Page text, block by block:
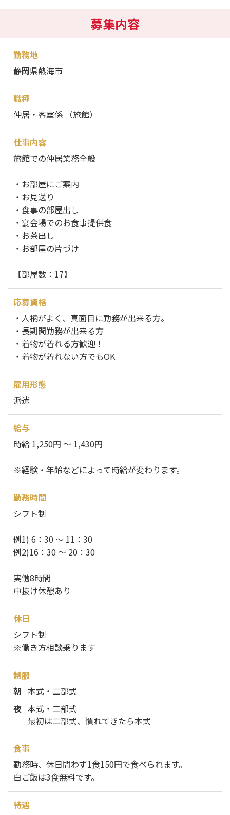
募集内容
勤務地
静岡県熱海市
職種
仲居・客室係 （旅館）
仕事内容
旅館での仲居業務全般
・お部屋にご案内
・お見送り
・食事の部屋出し
・宴会場でのお食事提供食
・お茶出し
・お部屋の片づけ
【部屋数：17】
応募資格
・人柄がよく、真面目に勤務が出来る方。
・長期間勤務が出来る方
・着物が着れる方歓迎！
・着物が着れない方でもOK
雇用形態
派遣
給与
時給 1,250円 ～ 1,430円
※経験・年齢などによって時給が変わります。
勤務時間
シフト制
例1) 6：30 ～ 11：30
例2)16：30 ～ 20：30
実働8時間
中抜け休憩あり
休日
シフト制
※働き方相談乗ります
制服
朝 本式・二部式
夜 本式・二部式
最初は二部式、慣れてきたら本式
食事
勤務時、休日問わず1食150円で食べられます。
白ご飯は3食無料です。
待遇